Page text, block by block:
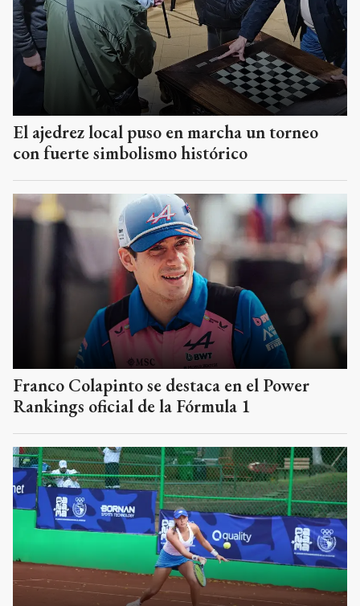
El ajedrez local puso en marcha un torneo
con fuerte simbolismo histórico
Franco Colapinto se destaca en el Power
Rankings oficial de la Fórmula 1